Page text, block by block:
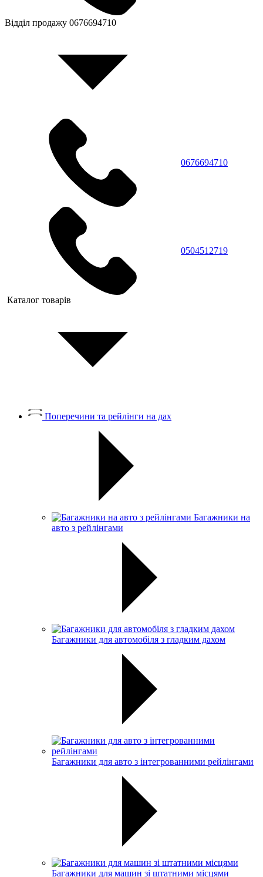
Відділ продажу 0676694710
0676694710
0504512719
Каталог товарів
Поперечини та рейлінги на дах
Багажники на
авто з рейлінгами
Багажники для автомобіля з гладким дахом
Багажники для авто з інтегрованними рейлінгами
Багажники для машин зі штатними місцями